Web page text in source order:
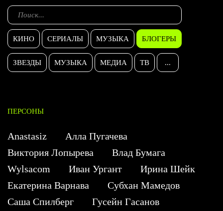
КИНО СЕРИАЛЫ МУЗЫКА БЛОГЕРЫ
ЗВЕЗДЫ МУЗЫКА МЕДИА ТВ ...
ПЕРСОНЫ
Anastasiz
Алла Пугачева
Виктория Лопырева
Влад Бумага
Wylsacom
Иван Ургант
Ирина Шейк
Екатерина Варнава
Субхан Мамедов
Саша Спилберг
Гусейн Гасанов